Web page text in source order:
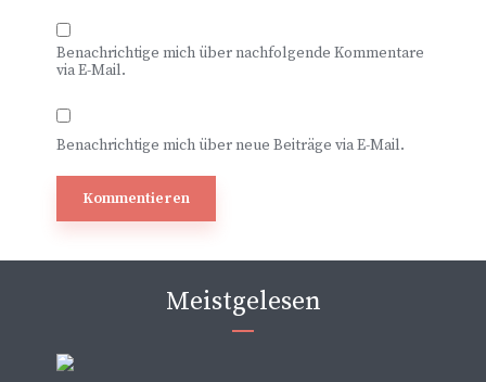
Benachrichtige mich über nachfolgende Kommentare
via E-Mail.
Benachrichtige mich über neue Beiträge via E-Mail.
Meistgelesen